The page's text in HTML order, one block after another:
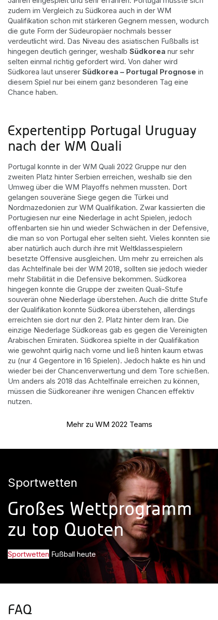
zudem im Vergleich zu Südkorea auch in der WM
Qualifikation schon mit stärkeren Gegnern messen, wodurch
die gute Form der Südeuropäer nochmals besser
verdeutlicht wird. Das Niveau des asiatischen Fußballs ist
hingegen deutlich geringer, weshalb Südkorea nur sehr
selten einmal richtig gefordert wird. Von daher wird
Südkorea laut unserer Südkorea – Portugal Prognose in
diesem Spiel nur bei einem ganz besonderen Tag eine
Chance haben.
Expertentipp Portugal Uruguay
nach der WM Quali
Portugal konnte in der WM Quali 2022 Gruppe nur den
zweiten Platz hinter Serbien erreichen, weshalb sie den
Umweg über die WM Playoffs nehmen mussten. Dort
gelangen souveräne Siege gegen die Türkei und
Nordmazedonien zur WM Qualifikation. Zwar kassierten die
Portugiesen nur eine Niederlage in acht Spielen, jedoch
offenbarten sie hin und wieder Schwächen in der Defensive,
die man so von Portugal eher selten sieht. Vieles konnten sie
aber natürlich auch durch ihre mit Weltklassespielern
besetzte Offensive ausgleichen. Um mehr zu erreichen als
das Achtelfinale bei der WM 2018, sollten sie jedoch wieder
mehr Stabilität in die Defensive bekommen. Südkorea
hingegen konnte die Gruppe der zweiten Quali-Stufe
souverän ohne Niederlage überstehen. Auch die dritte Stufe
der Qualifikation konnte Südkorea überstehen, allerdings
erreichten sie dort nur den 2. Platz hinter dem Iran. Die
einzige Niederlage Südkoreas gab es gegen die Vereinigten
Arabischen Emiraten. Südkorea spielte in der Qualifikation
wie gewohnt quirlig nach vorne und ließ hinten kaum etwas
zu (nur 4 Gegentore in 16 Spielen). Jedoch hakte es hin und
wieder bei der Chancenverwertung und dem Tore schießen.
Um anders als 2018 das Achtelfinale erreichen zu können,
müssen die Südkoreaner ihre wenigen Chancen effektiv
nutzen.
Mehr zu WM 2022 Teams
Sportwetten
Großes Wettprogramm
zu top Quoten
Sportwetten Fußball heute
FAQ